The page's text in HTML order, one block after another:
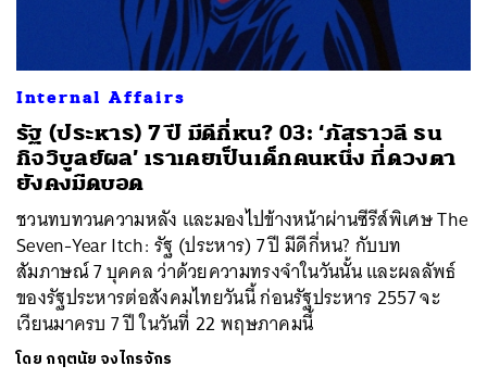
Internal Affairs
รัฐ (ประหาร) 7 ปี มีดีกี่หน? 03: ‘ภัสราวลี ธน
กิจวิบูลย์ผล’ เราเคยเป็นเด็กคนหนึ่ง ที่ดวงตา
ยังคงมืดบอด
ชวนทบทวนความหลัง และมองไปข้างหน้าผ่านซีรีส์พิเศษ The
Seven-Year Itch: รัฐ (ประหาร) 7 ปี มีดีกี่หน? กับบท
สัมภาษณ์ 7 บุคคล ว่าด้วยความทรงจำในวันนั้น และผลลัพธ์
ของรัฐประหารต่อสังคมไทยวันนี้ ก่อนรัฐประหาร 2557 จะ
เวียนมาครบ 7 ปี ในวันที่ 22 พฤษภาคมนี้
โดย กฤตนัย จงไกรจักร